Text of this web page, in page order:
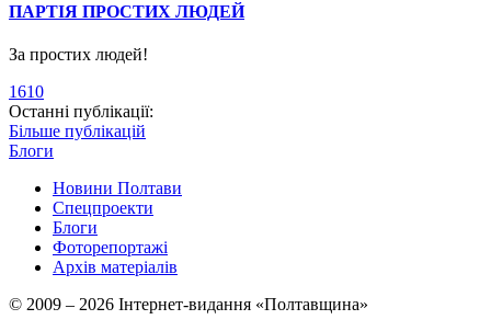
ПАРТІЯ ПРОСТИХ ЛЮДЕЙ
За простих людей!
1610
Останні публікації:
Більше публікацій
Блоги
Новини Полтави
Спецпроекти
Блоги
Фоторепортажі
Архів матеріалів
© 2009 – 2026 Інтернет-видання «Полтавщина»